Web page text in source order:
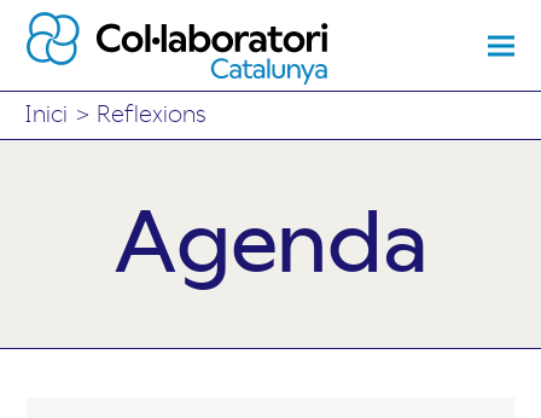
Inici > Reflexions
Agenda